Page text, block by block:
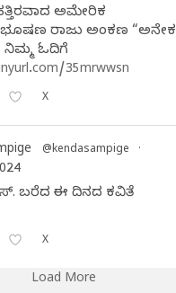
ಅಮೇರಿಕ
ರಾಜು ಅಂಕಣ “ಅನೇಕ
ನಿಮ್ಮ ಓದಿಗೆ
35mrwwsn
X
@kendasampige ·
ಬರೆದ ಈ ದಿನದ ಕವಿತೆ
X
Load More